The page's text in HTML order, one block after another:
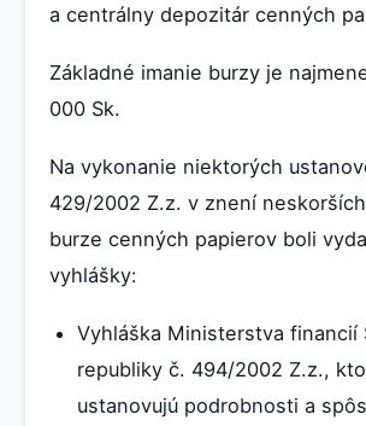
a centrálny depozitár cenných
Základné imanie burzy je
000 Sk.
Na vykonanie niektorých
429/2002 Z.z. v znení
burze cenných papierov boli
vyhlášky:
Vyhláška Ministerstva financií
republiky č. 494/2002 Z.z.,
ustanovujú podrobnosti a